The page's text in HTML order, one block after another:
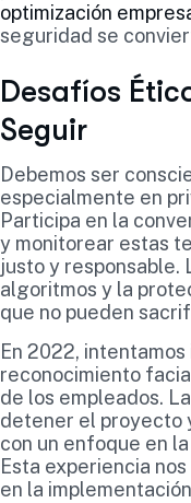
optimización
seguridad se
Desafíos
Seguir
Debemos ser
especialmente en
Participa en la
y monitorear estas
justo y responsable.
algoritmos y la
que no pueden
En 2022,
reconocimiento
de los empleados.
detener el proyecto
con un enfoque en
Esta experiencia
en la